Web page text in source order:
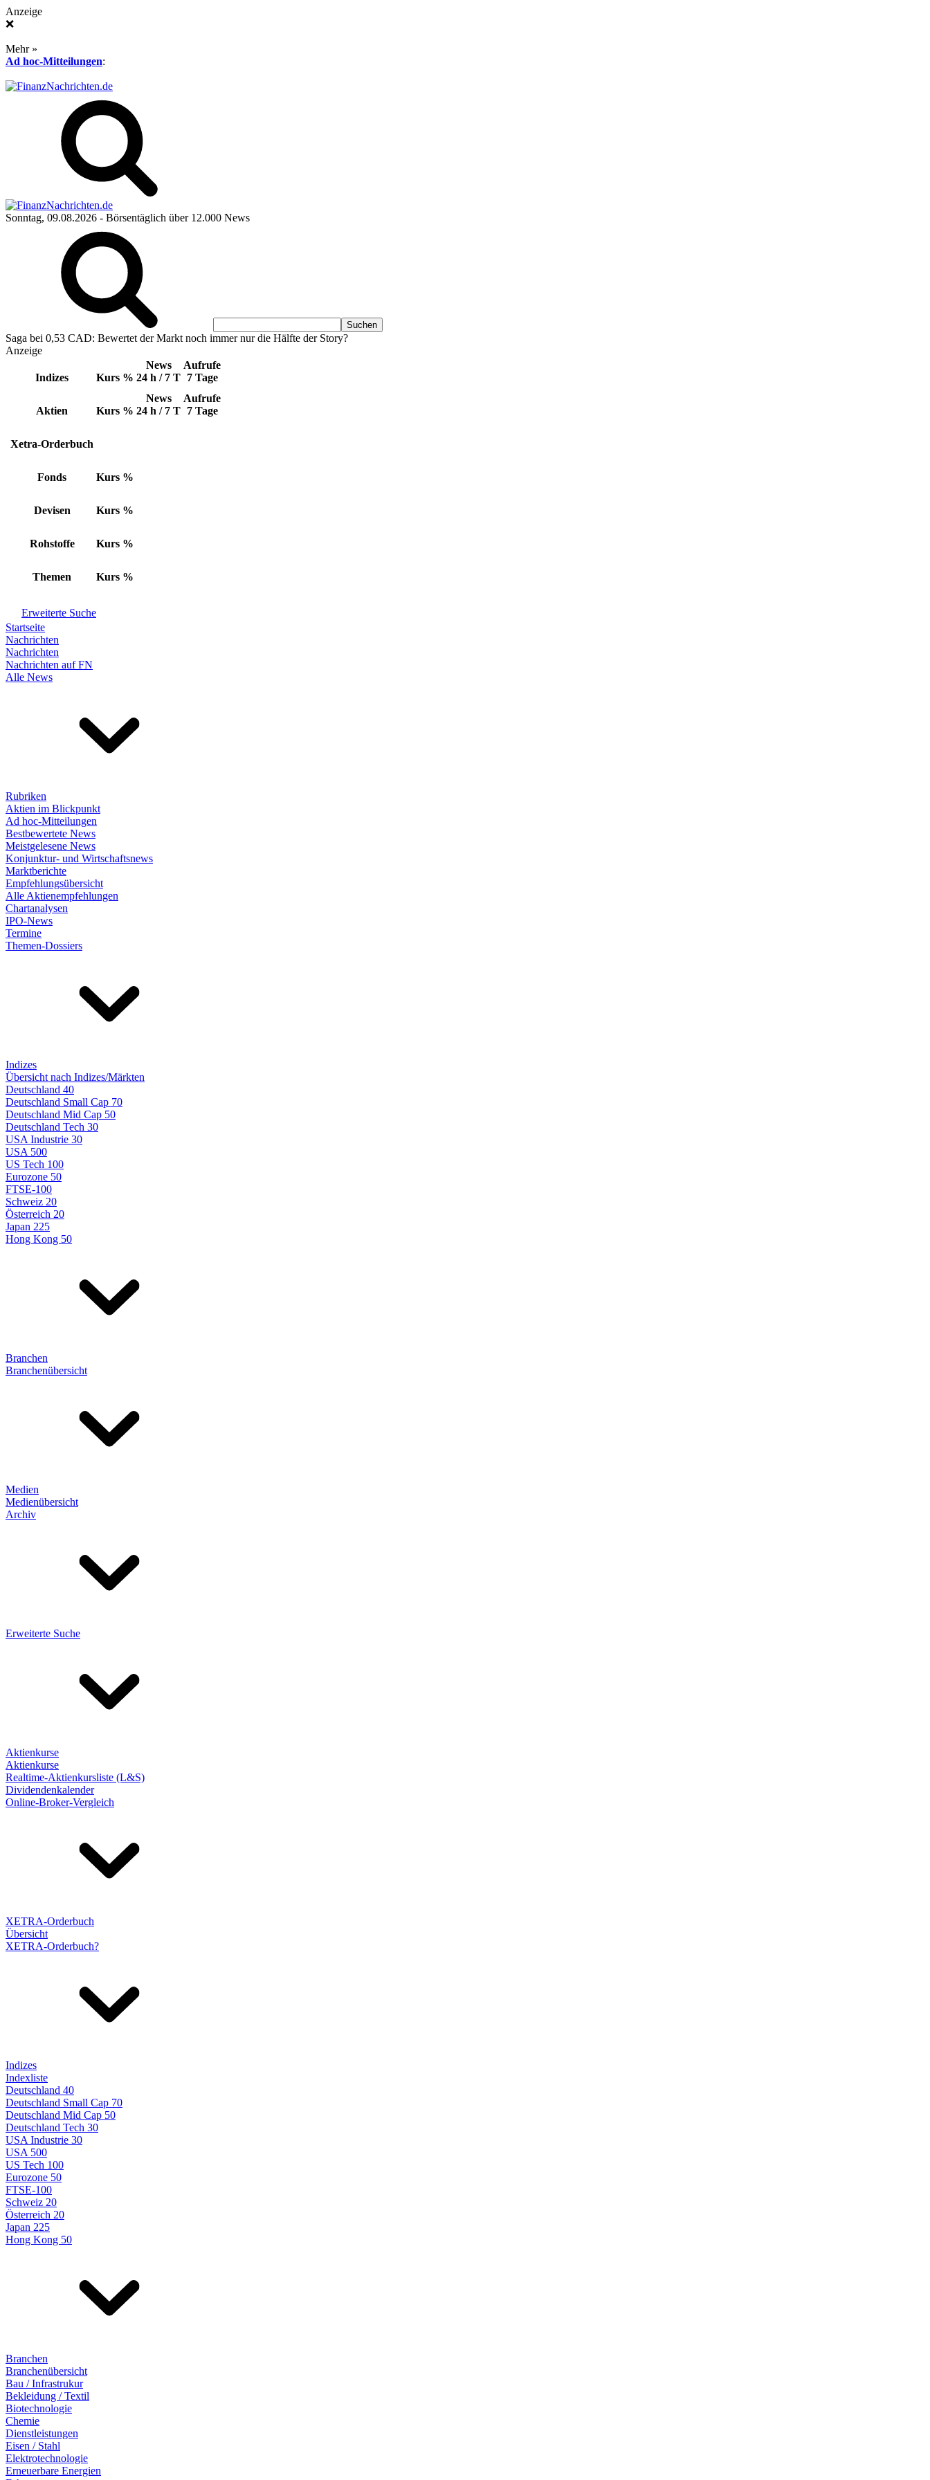
Anzeige
❌
Mehr »
Ad hoc-Mitteilungen:
Sonntag, 09.08.2026 - Börsentäglich über 12.000 News
Saga bei 0,53 CAD: Bewertet der Markt noch immer nur die Hälfte der Story?
Anzeige
Indizes Kurs %
News
24 h / 7 T
Aufrufe
7 Tage
Aktien Kurs %
News
24 h / 7 T
Aufrufe
7 Tage
Xetra-Orderbuch
Fonds Kurs %
Devisen Kurs %
Rohstoffe Kurs %
Themen Kurs %
Erweiterte Suche
Startseite
Nachrichten
Nachrichten
Nachrichten auf FN
Alle News
Rubriken
Aktien im Blickpunkt
Ad hoc-Mitteilungen
Bestbewertete News
Meistgelesene News
Konjunktur- und Wirtschaftsnews
Marktberichte
Empfehlungsübersicht
Alle Aktienempfehlungen
Chartanalysen
IPO-News
Termine
Themen-Dossiers
Indizes
Übersicht nach Indizes/Märkten
Deutschland 40
Deutschland Small Cap 70
Deutschland Mid Cap 50
Deutschland Tech 30
USA Industrie 30
USA 500
US Tech 100
Eurozone 50
FTSE-100
Schweiz 20
Österreich 20
Japan 225
Hong Kong 50
Branchen
Branchenübersicht
Medien
Medienübersicht
Archiv
Erweiterte Suche
Aktienkurse
Aktienkurse
Realtime-Aktienkursliste (L&S)
Dividendenkalender
Online-Broker-Vergleich
XETRA-Orderbuch
Übersicht
XETRA-Orderbuch?
Indizes
Indexliste
Deutschland 40
Deutschland Small Cap 70
Deutschland Mid Cap 50
Deutschland Tech 30
USA Industrie 30
USA 500
US Tech 100
Eurozone 50
FTSE-100
Schweiz 20
Österreich 20
Japan 225
Hong Kong 50
Branchen
Branchenübersicht
Bau / Infrastrukur
Bekleidung / Textil
Biotechnologie
Chemie
Dienstleistungen
Eisen / Stahl
Elektrotechnologie
Erneuerbare Energien